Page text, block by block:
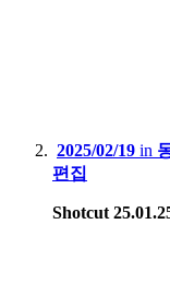
2025/02/19 in
편집
Shotcut